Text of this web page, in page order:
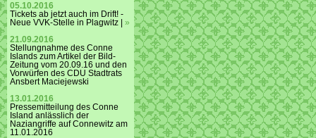
05.10.2016
Tickets ab jetzt auch im Drift! -
Neue VVK-Stelle in Plagwitz | »
21.09.2016
Stellungnahme des Conne
Islands zum Artikel der Bild-
Zeitung vom 20.09.16 und den
Vorwürfen des CDU Stadtrats
Ansbert Maciejewski
13.01.2016
Pressemitteilung des Conne
Island anlässlich der
Naziangriffe auf Connewitz am
11.01.2016